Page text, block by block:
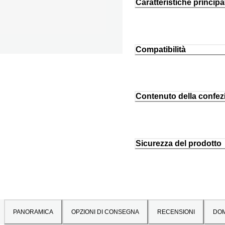
Caratteristiche
Compatibilità
Contenuto della
Sicurezza del prodotto
PANORAMICA OPZIONI DI CONSEGNA RECENSIONI